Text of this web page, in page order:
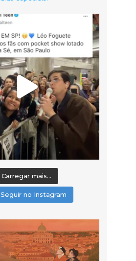
Carregar mais...
Seguir no Instagram